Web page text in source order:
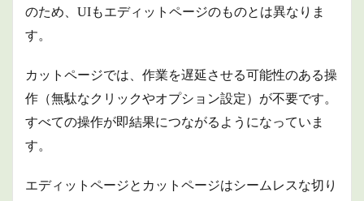
のため、UIもエディットページのものとは異なりま
す。
カットページでは、作業を遅延させる可能性のある操
作（無駄なクリックやオプション設定）が不要です。
すべての操作が即結果につながるようになっていま
す。
エディットページとカットページはシームレスな切り